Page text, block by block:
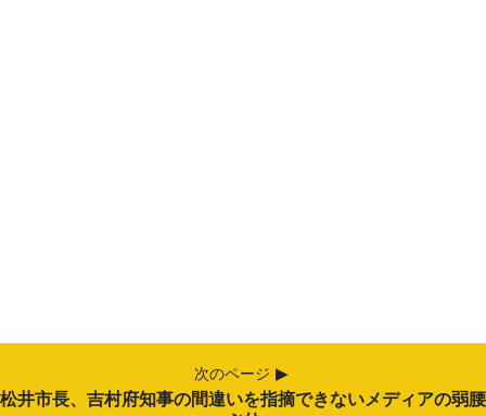
次のページ
松井市長、吉村府知事の間違いを指摘できないメディアの弱腰